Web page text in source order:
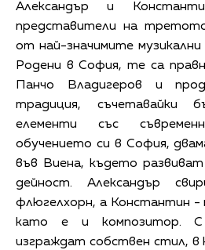
Александър и
представители на
от най-значимите
Родени в София, те са
Панчо Владигеров и
традиция, съчетавайки
елементи със
обучението си в София,
във Виена, където
дейност. Александър
флюгелхорн, а Константин -
като е и композитор.
изграждат собствен стил,